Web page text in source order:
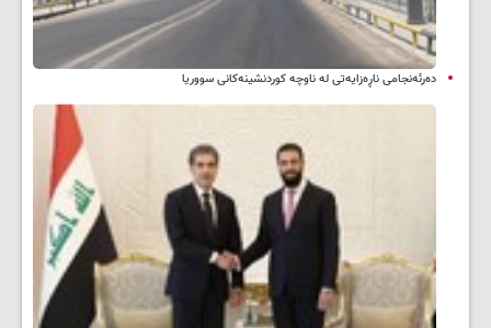
دەرئەنجامی ناڕەزایەتی لە ناوچە کوردنشینەکانی سووریا